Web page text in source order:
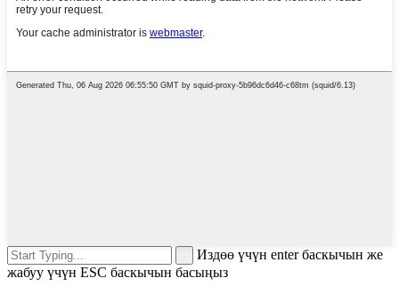
Издөө үчүн enter баскычын же
жабуу үчүн ESC баскычын басыңыз